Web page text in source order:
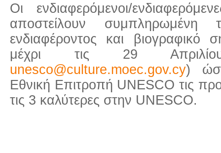
Οι ενδιαφερόμενοι/
αποστείλουν
ενδιαφέροντος και βιογραφικό
μέχρι τις 29
unesco@culture.moec.gov.cy)
Εθνική Επιτροπή UNESCO τις
τις 3 καλύτερες στην UNESCO.